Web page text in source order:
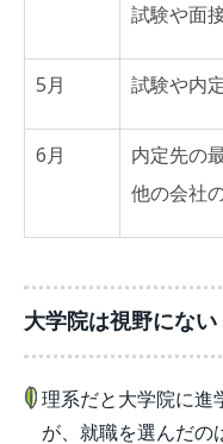
試験や面
5月 試験や内
6月
内定先の
他の会社
大学院は視野にな
理系だと大学院に進
が、就職を選んだの